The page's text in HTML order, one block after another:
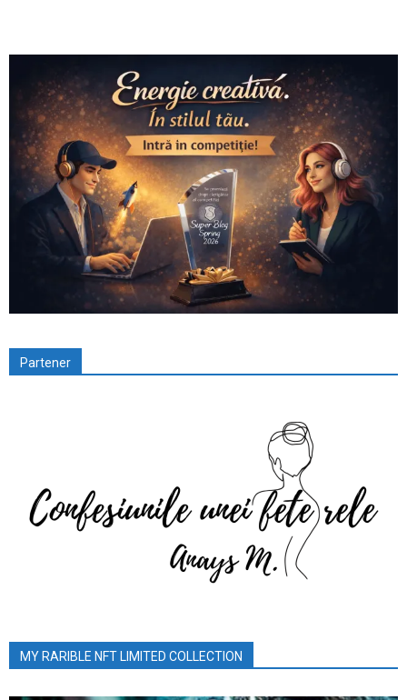
Partener
MY RARIBLE NFT LIMITED COLLECTION